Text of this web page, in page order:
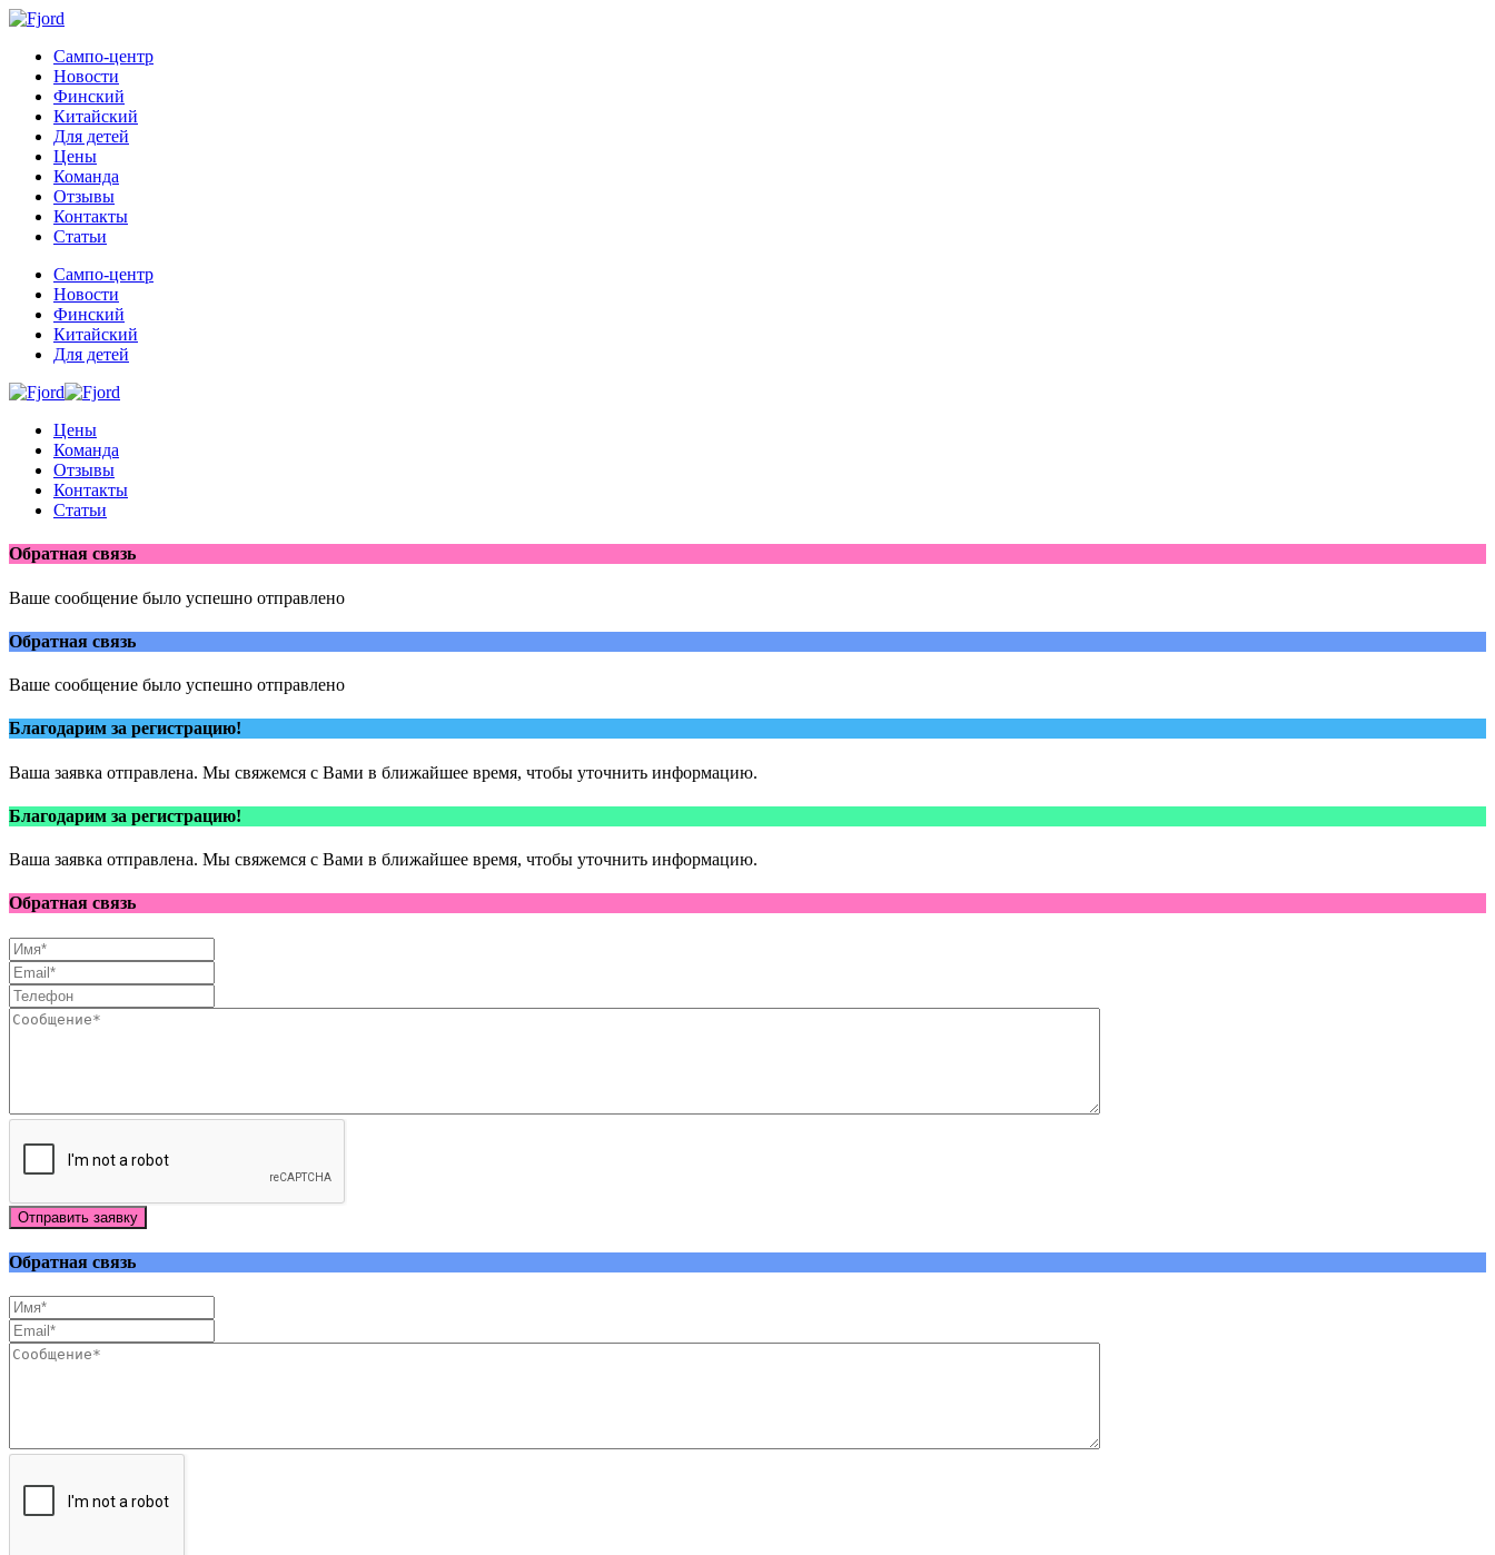
Сампо-центр
Новости
Финский
Китайский
Для детей
Цены
Команда
Отзывы
Контакты
Cтатьи
Сампо-центр
Новости
Финский
Китайский
Для детей
Цены
Команда
Отзывы
Контакты
Cтатьи
Обратная связь
Ваше сообщение было успешно отправлено
Обратная связь
Ваше сообщение было успешно отправлено
Благодарим за регистрацию!
Ваша заявка отправлена. Мы свяжемся с Вами в ближайшее время, чтобы уточнить информацию.
Благодарим за регистрацию!
Ваша заявка отправлена. Мы свяжемся с Вами в ближайшее время, чтобы уточнить информацию.
Обратная связь
Отправить заявку
Обратная связь